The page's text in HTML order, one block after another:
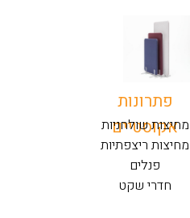
פתרונות
אקוסטיים
מחיצות שולחניות
מחיצות ריצפתיות
פנלים
חדרי שקט